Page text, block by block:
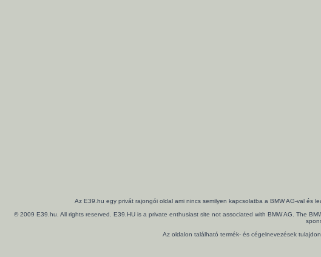
Az E39.hu egy privát rajongói oldal ami nincs semilyen kapcsolatba a BMW AG-val és
© 2009 E39.hu. All rights reserved. E39.HU is a private enthusiast site not associated with BMW AG. The
Az oldalon található termék- és cégelnevezések